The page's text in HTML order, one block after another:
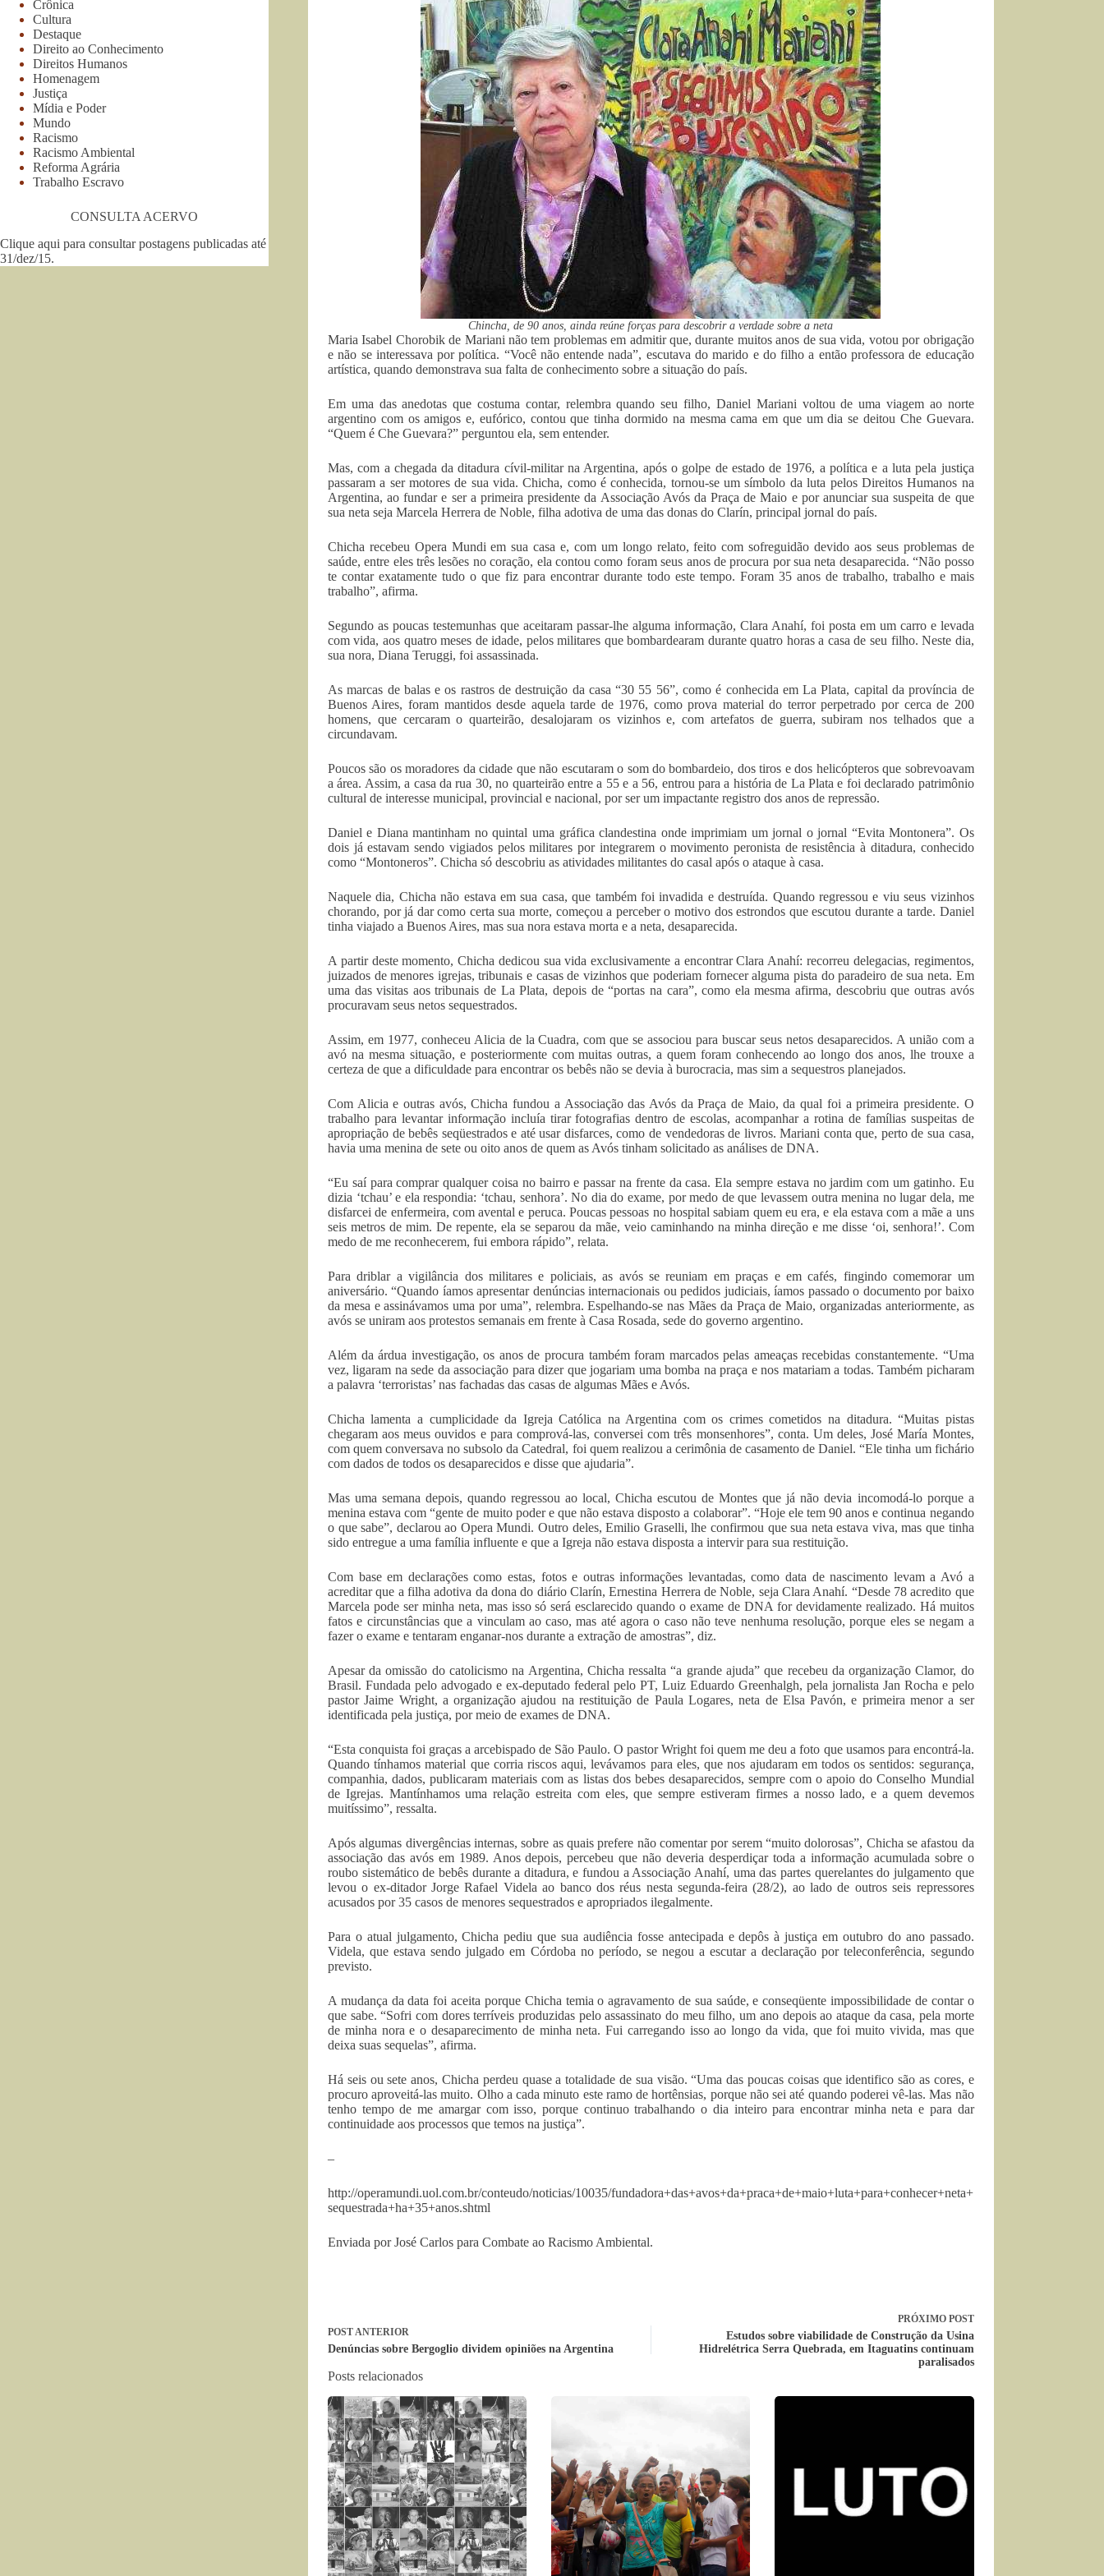
Chincha, de 90 anos, ainda reúne forças para descobrir a verdade sobre a neta
Maria Isabel Chorobik de Mariani não tem problemas em admitir que, durante muitos anos de sua vida, votou por obrigação
e não se interessava por política. “Você não entende nada”, escutava do marido e do filho a então professora de educação
artística, quando demonstrava sua falta de conhecimento sobre a situação do país.
Em uma das anedotas que costuma contar, relembra quando seu filho, Daniel Mariani voltou de uma viagem ao norte
argentino com os amigos e, eufórico, contou que tinha dormido na mesma cama em que um dia se deitou Che Guevara.
“Quem é Che Guevara?” perguntou ela, sem entender.
Mas, com a chegada da ditadura cívil-militar na Argentina, após o golpe de estado de 1976, a política e a luta pela justiça
passaram a ser motores de sua vida. Chicha, como é conhecida, tornou-se um símbolo da luta pelos Direitos Humanos na
Argentina, ao fundar e ser a primeira presidente da Associação Avós da Praça de Maio e por anunciar sua suspeita de que
sua neta seja Marcela Herrera de Noble, filha adotiva de uma das donas do Clarín, principal jornal do país.
Chicha recebeu Opera Mundi em sua casa e, com um longo relato, feito com sofreguidão devido aos seus problemas de
saúde, entre eles três lesões no coração, ela contou como foram seus anos de procura por sua neta desaparecida. “Não posso
te contar exatamente tudo o que fiz para encontrar durante todo este tempo. Foram 35 anos de trabalho, trabalho e mais
trabalho”, afirma.
Segundo as poucas testemunhas que aceitaram passar-lhe alguma informação, Clara Anahí, foi posta em um carro e levada
com vida, aos quatro meses de idade, pelos militares que bombardearam durante quatro horas a casa de seu filho. Neste dia,
sua nora, Diana Teruggi, foi assassinada.
As marcas de balas e os rastros de destruição da casa “30 55 56”, como é conhecida em La Plata, capital da província de
Buenos Aires, foram mantidos desde aquela tarde de 1976, como prova material do terror perpetrado por cerca de 200
homens, que cercaram o quarteirão, desalojaram os vizinhos e, com artefatos de guerra, subiram nos telhados que a
circundavam.
Poucos são os moradores da cidade que não escutaram o som do bombardeio, dos tiros e dos helicópteros que sobrevoavam
a área. Assim, a casa da rua 30, no quarteirão entre a 55 e a 56, entrou para a história de La Plata e foi declarado patrimônio
cultural de interesse municipal, provincial e nacional, por ser um impactante registro dos anos de repressão.
Daniel e Diana mantinham no quintal uma gráfica clandestina onde imprimiam um jornal o jornal “Evita Montonera”. Os
dois já estavam sendo vigiados pelos militares por integrarem o movimento peronista de resistência à ditadura, conhecido
como “Montoneros”. Chicha só descobriu as atividades militantes do casal após o ataque à casa.
Naquele dia, Chicha não estava em sua casa, que também foi invadida e destruída. Quando regressou e viu seus vizinhos
chorando, por já dar como certa sua morte, começou a perceber o motivo dos estrondos que escutou durante a tarde. Daniel
tinha viajado a Buenos Aires, mas sua nora estava morta e a neta, desaparecida.
A partir deste momento, Chicha dedicou sua vida exclusivamente a encontrar Clara Anahí: recorreu delegacias, regimentos,
juizados de menores igrejas, tribunais e casas de vizinhos que poderiam fornecer alguma pista do paradeiro de sua neta. Em
uma das visitas aos tribunais de La Plata, depois de “portas na cara”, como ela mesma afirma, descobriu que outras avós
procuravam seus netos sequestrados.
Assim, em 1977, conheceu Alicia de la Cuadra, com que se associou para buscar seus netos desaparecidos. A união com a
avó na mesma situação, e posteriormente com muitas outras, a quem foram conhecendo ao longo dos anos, lhe trouxe a
certeza de que a dificuldade para encontrar os bebês não se devia à burocracia, mas sim a sequestros planejados.
Com Alicia e outras avós, Chicha fundou a Associação das Avós da Praça de Maio, da qual foi a primeira presidente. O
trabalho para levantar informação incluía tirar fotografias dentro de escolas, acompanhar a rotina de famílias suspeitas de
apropriação de bebês seqüestrados e até usar disfarces, como de vendedoras de livros. Mariani conta que, perto de sua casa,
havia uma menina de sete ou oito anos de quem as Avós tinham solicitado as análises de DNA.
“Eu saí para comprar qualquer coisa no bairro e passar na frente da casa. Ela sempre estava no jardim com um gatinho. Eu
dizia ‘tchau’ e ela respondia: ‘tchau, senhora’. No dia do exame, por medo de que levassem outra menina no lugar dela, me
disfarcei de enfermeira, com avental e peruca. Poucas pessoas no hospital sabiam quem eu era, e ela estava com a mãe a uns
seis metros de mim. De repente, ela se separou da mãe, veio caminhando na minha direção e me disse ‘oi, senhora!’. Com
medo de me reconhecerem, fui embora rápido”, relata.
Para driblar a vigilância dos militares e policiais, as avós se reuniam em praças e em cafés, fingindo comemorar um
aniversário. “Quando íamos apresentar denúncias internacionais ou pedidos judiciais, íamos passado o documento por baixo
da mesa e assinávamos uma por uma”, relembra. Espelhando-se nas Mães da Praça de Maio, organizadas anteriormente, as
avós se uniram aos protestos semanais em frente à Casa Rosada, sede do governo argentino.
Além da árdua investigação, os anos de procura também foram marcados pelas ameaças recebidas constantemente. “Uma
vez, ligaram na sede da associação para dizer que jogariam uma bomba na praça e nos matariam a todas. Também picharam
a palavra ‘terroristas’ nas fachadas das casas de algumas Mães e Avós.
Chicha lamenta a cumplicidade da Igreja Católica na Argentina com os crimes cometidos na ditadura. “Muitas pistas
chegaram aos meus ouvidos e para comprová-las, conversei com três monsenhores”, conta. Um deles, José María Montes,
com quem conversava no subsolo da Catedral, foi quem realizou a cerimônia de casamento de Daniel. “Ele tinha um fichário
com dados de todos os desaparecidos e disse que ajudaria”.
Mas uma semana depois, quando regressou ao local, Chicha escutou de Montes que já não devia incomodá-lo porque a
menina estava com “gente de muito poder e que não estava disposto a colaborar”. “Hoje ele tem 90 anos e continua negando
o que sabe”, declarou ao Opera Mundi. Outro deles, Emilio Graselli, lhe confirmou que sua neta estava viva, mas que tinha
sido entregue a uma família influente e que a Igreja não estava disposta a intervir para sua restituição.
Com base em declarações como estas, fotos e outras informações levantadas, como data de nascimento levam a Avó a
acreditar que a filha adotiva da dona do diário Clarín, Ernestina Herrera de Noble, seja Clara Anahí. “Desde 78 acredito que
Marcela pode ser minha neta, mas isso só será esclarecido quando o exame de DNA for devidamente realizado. Há muitos
fatos e circunstâncias que a vinculam ao caso, mas até agora o caso não teve nenhuma resolução, porque eles se negam a
fazer o exame e tentaram enganar-nos durante a extração de amostras”, diz.
Apesar da omissão do catolicismo na Argentina, Chicha ressalta “a grande ajuda” que recebeu da organização Clamor, do
Brasil. Fundada pelo advogado e ex-deputado federal pelo PT, Luiz Eduardo Greenhalgh, pela jornalista Jan Rocha e pelo
pastor Jaime Wright, a organização ajudou na restituição de Paula Logares, neta de Elsa Pavón, e primeira menor a ser
identificada pela justiça, por meio de exames de DNA.
“Esta conquista foi graças a arcebispado de São Paulo. O pastor Wright foi quem me deu a foto que usamos para encontrá-la.
Quando tínhamos material que corria riscos aqui, levávamos para eles, que nos ajudaram em todos os sentidos: segurança,
companhia, dados, publicaram materiais com as listas dos bebes desaparecidos, sempre com o apoio do Conselho Mundial
de Igrejas. Mantínhamos uma relação estreita com eles, que sempre estiveram firmes a nosso lado, e a quem devemos
muitíssimo”, ressalta.
Após algumas divergências internas, sobre as quais prefere não comentar por serem “muito dolorosas”, Chicha se afastou da
associação das avós em 1989. Anos depois, percebeu que não deveria desperdiçar toda a informação acumulada sobre o
roubo sistemático de bebês durante a ditadura, e fundou a Associação Anahí, uma das partes querelantes do julgamento que
levou o ex-ditador Jorge Rafael Videla ao banco dos réus nesta segunda-feira (28/2), ao lado de outros seis repressores
acusados por 35 casos de menores sequestrados e apropriados ilegalmente.
Para o atual julgamento, Chicha pediu que sua audiência fosse antecipada e depôs à justiça em outubro do ano passado.
Videla, que estava sendo julgado em Córdoba no período, se negou a escutar a declaração por teleconferência, segundo
previsto.
A mudança da data foi aceita porque Chicha temia o agravamento de sua saúde, e conseqüente impossibilidade de contar o
que sabe. “Sofri com dores terríveis produzidas pelo assassinato do meu filho, um ano depois ao ataque da casa, pela morte
de minha nora e o desaparecimento de minha neta. Fui carregando isso ao longo da vida, que foi muito vivida, mas que
deixa suas sequelas”, afirma.
Há seis ou sete anos, Chicha perdeu quase a totalidade de sua visão. “Uma das poucas coisas que identifico são as cores, e
procuro aproveitá-las muito. Olho a cada minuto este ramo de hortênsias, porque não sei até quando poderei vê-las. Mas não
tenho tempo de me amargar com isso, porque continuo trabalhando o dia inteiro para encontrar minha neta e para dar
continuidade aos processos que temos na justiça”.
–
http://operamundi.uol.com.br/conteudo/noticias/10035/fundadora+das+avos+da+praca+de+maio+luta+para+conhecer+neta+
sequestrada+ha+35+anos.shtml
Enviada por José Carlos para Combate ao Racismo Ambiental.
POSTANTERIOR
Denúncias sobre Bergoglio dividem opiniões na Argentina
PRÓXIMO POST
Estudos sobre viabilidade de Construção da Usina
Hidrelétrica Serra Quebrada, em Itaguatins continuam
paralisados
Posts relacionados
Crônica
Cultura
Destaque
Direito ao Conhecimento
Direitos Humanos
Homenagem
Justiça
Mídia e Poder
Mundo
Racismo
Racismo Ambiental
Reforma Agrária
Trabalho Escravo
CONSULTA ACERVO
Clique aqui para consultar postagens publicadas até
31/dez/15.